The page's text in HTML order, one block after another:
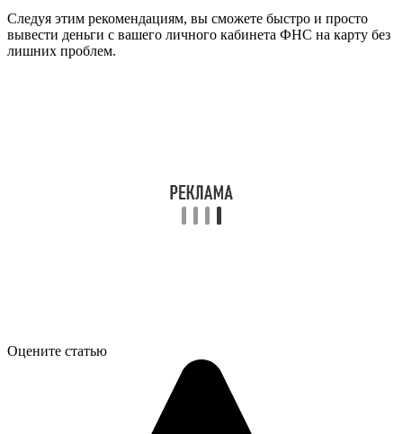
Следуя этим рекомендациям, вы сможете быстро и просто
вывести деньги с вашего личного кабинета ФНС на карту без
лишних проблем.
Оцените статью